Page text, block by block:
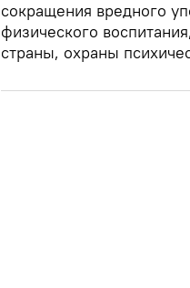
сокращения вредного
физического
страны, охраны